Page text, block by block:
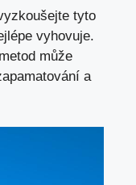
tyto
vyhovuje.
může
​a